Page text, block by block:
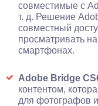
совместимые с
т. д. Решение
совместный
просматривать
смартфонах.
Adobe Bridge
контентом,
для фотографов